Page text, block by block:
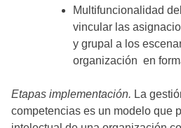
Multifuncionalidad
vincular las
y grupal a los
organización en
Etapas implementación. La
competencias es un modelo que